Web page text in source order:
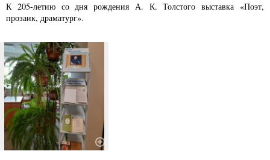
К 205-летию со дня рождения А. К. Толстого выставка «Поэт,
прозаик, драматург».